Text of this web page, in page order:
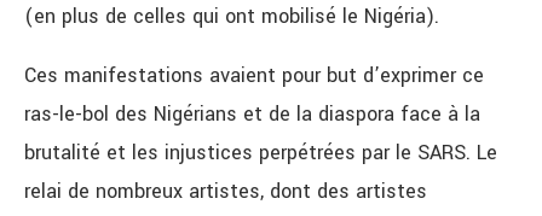
(en plus de celles qui ont mobilisé le Nigéria).
Ces manifestations avaient pour but d’exprimer ce
ras-le-bol des Nigérians et de la diaspora face à la
brutalité et les injustices perpétrées par le SARS. Le
relai de nombreux artistes, dont des artistes